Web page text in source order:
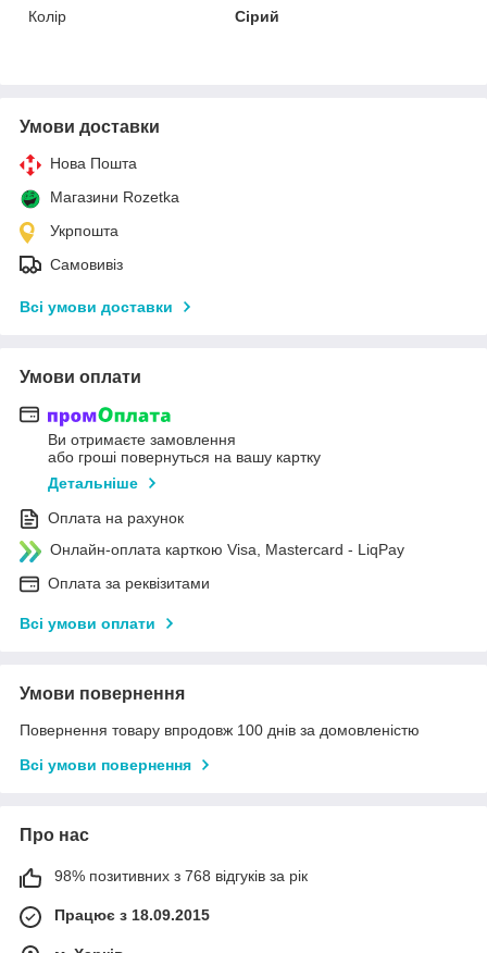
Колір
Сірий
Умови доставки
Нова Пошта
Магазини Rozetka
Укрпошта
Самовивіз
Всі умови доставки
Умови оплати
Ви отримаєте замовлення
або гроші повернуться на вашу картку
Детальніше
Оплата на рахунок
Онлайн-оплата карткою Visa, Mastercard - LiqPay
Оплата за реквізитами
Всі умови оплати
Умови повернення
Повернення товару впродовж 100 днів за домовленістю
Всі умови повернення
Про нас
98% позитивних з 768 відгуків за рік
Працює з 18.09.2015